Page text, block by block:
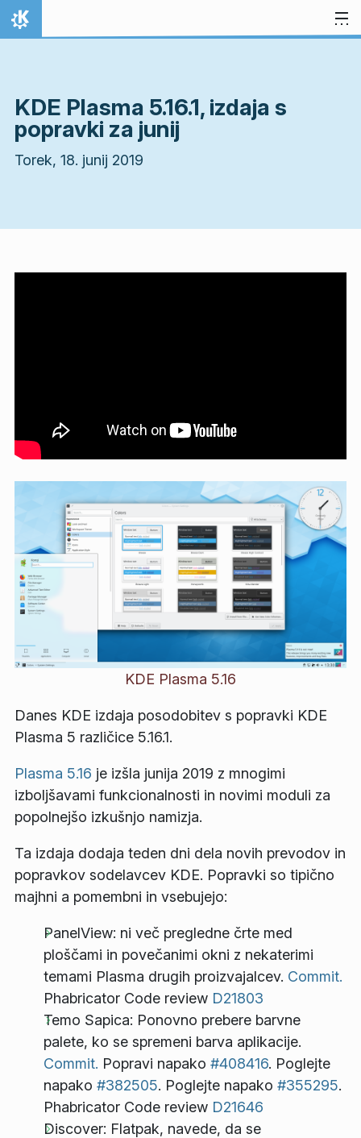
Preskoči na vsebino
Domov
KDE Plasma 5.16.1, izdaja s
popravki za junij
Torek, 18. junij 2019
KDE Plasma 5.16
Danes KDE izdaja posodobitev s popravki KDE
Plasma 5 različice 5.16.1.
Plasma 5.16 je izšla junija 2019 z mnogimi
izboljšavami funkcionalnosti in novimi moduli za
popolnejšo izkušnjo namizja.
Ta izdaja dodaja teden dni dela novih prevodov in
popravkov sodelavcev KDE. Popravki so tipično
majhni a pomembni in vsebujejo:
PanelView: ni več pregledne črte med
ploščami in povečanimi okni z nekaterimi
temami Plasma drugih proizvajalcev. Commit.
Phabricator Code review D21803
Temo Sapica: Ponovno prebere barvne
palete, ko se spremeni barva aplikacije.
Commit. Popravi napako #408416. Poglejte
napako #382505. Poglejte napako #355295.
Phabricator Code review D21646
Discover: Flatpak, navede, da se